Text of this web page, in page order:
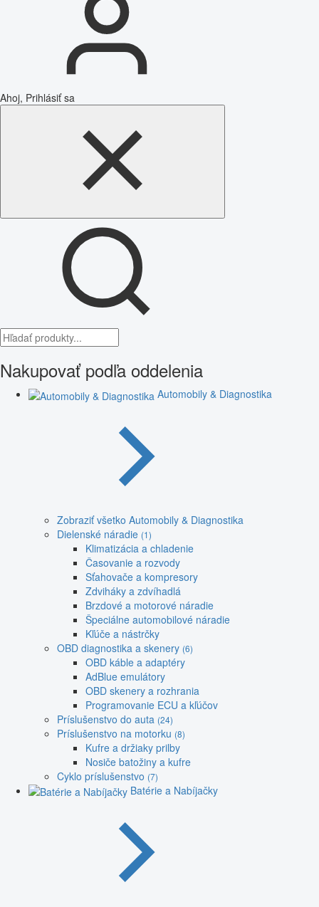
Ahoj, Prihlásiť sa
Nakupovať podľa oddelenia
Automobily & Diagnostika
Zobraziť všetko Automobily & Diagnostika
Dielenské náradie (1)
Klimatizácia a chladenie
Časovanie a rozvody
Sťahovače a kompresory
Zdviháky a zdvíhadlá
Brzdové a motorové náradie
Špeciálne automobilové náradie
Kľúče a nástrčky
OBD diagnostika a skenery (6)
OBD káble a adaptéry
AdBlue emulátory
OBD skenery a rozhrania
Programovanie ECU a kľúčov
Príslušenstvo do auta (24)
Príslušenstvo na motorku (8)
Kufre a držiaky prilby
Nosiče batožiny a kufre
Cyklo príslušenstvo (7)
Batérie a Nabíjačky